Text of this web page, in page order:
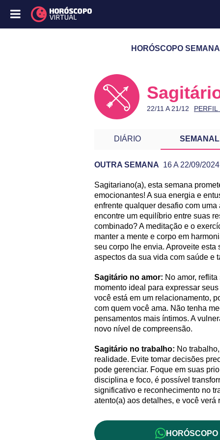
HORÓSCOPO
22/11 A 21/12 PERFIL
DIÁRIO SEMANAL
OUTRA SEMANA 16 A 22/09/2024
PREVISÃO DE SAGITÁRIO
Sagitariano(a), esta semana
emocionantes! A sua energia e
enfrente qualquer desafio com
encontre um equilíbrio entre suas
combinado? A meditação e o
manter a mente e corpo em
seu corpo lhe envia. Aproveite esta
aspectos da sua vida com saúde e
Sagitário no amor: No amor,
momento ideal para expressar
você está em um relacionamento,
com quem você ama. Não tenha
pensamentos mais íntimos. A
novo nível de compreensão.
Sagitário no trabalho: No
realidade. Evite tomar decisões
pode gerenciar. Foque em suas
disciplina e foco, é possível
significativo e reconhecimento no
atento(a) aos detalhes, e você